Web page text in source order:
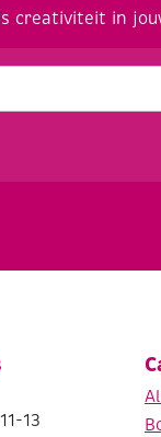
creativiteit in
13